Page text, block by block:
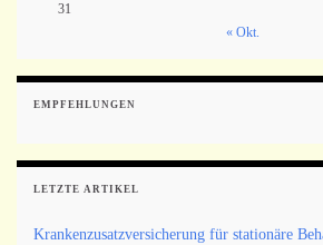
31
« Okt.
EMPFEHLUNGEN
LETZTE ARTIKEL
Krankenzusatzversicherung für stationäre